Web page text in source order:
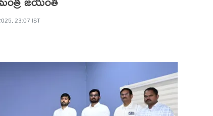
23:07 IST